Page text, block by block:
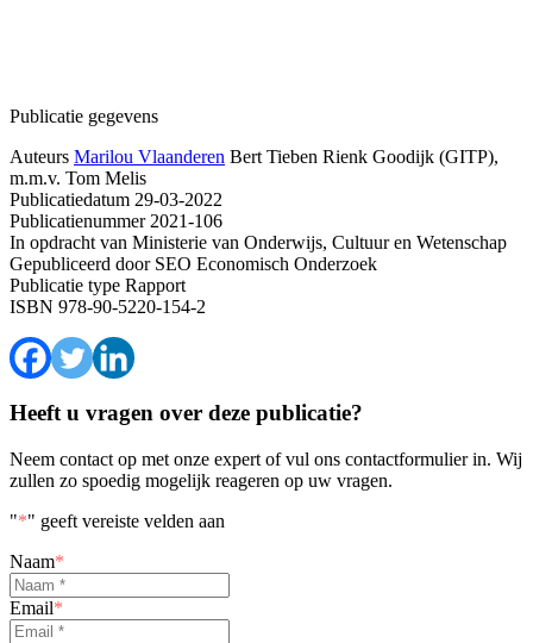
Publicatie gegevens
Auteurs Marilou Vlaanderen Bert Tieben Rienk Goodijk (GITP),
m.m.v. Tom Melis
Publicatiedatum 29-03-2022
Publicatienummer2021-106
In opdracht van Ministerie van Onderwijs, Cultuur en Wetenschap
Gepubliceerd doorSEO Economisch Onderzoek
Publicatie type Rapport
ISBN 978-90-5220-154-2
Heeft u vragen over deze publicatie?
Neem contact op met onze expert of vul ons contactformulier in. Wij
zullen zo spoedig mogelijk reageren op uw vragen.
"*" geeft vereiste velden aan
Naam*
Email*